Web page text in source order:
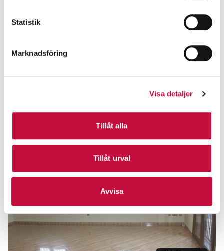
Statistik
Marknadsföring
Visa detaljer
Tillåt alla
Tillåt urval
Avvisa